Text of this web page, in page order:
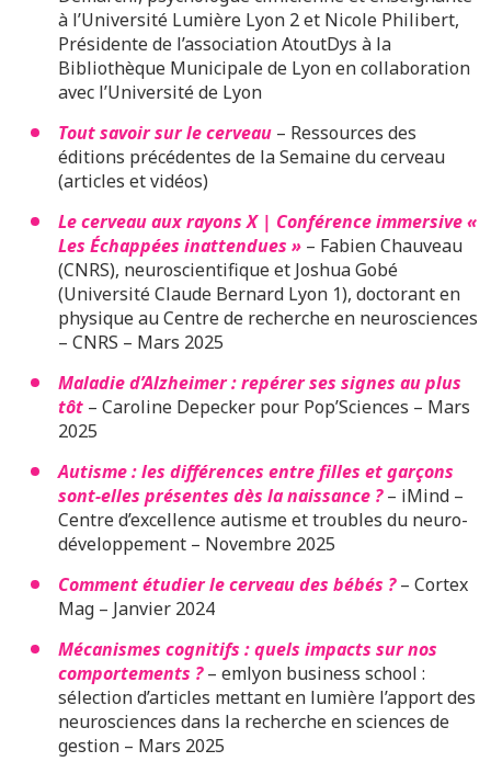
à l’Université Lumière Lyon 2 et Nicole Philibert,
Présidente de l’association AtoutDys à la
Bibliothèque Municipale de Lyon en collaboration
avec l’Université de Lyon
Tout savoir sur le cerveau – Ressources des
éditions précédentes de la Semaine du cerveau
(articles et vidéos)
Le cerveau aux rayons X | Conférence immersive «
Les Échappées inattendues » – Fabien Chauveau
(CNRS), neuroscientifique et Joshua Gobé
(Université Claude Bernard Lyon 1), doctorant en
physique au Centre de recherche en neurosciences
– CNRS – Mars 2025
Maladie d’Alzheimer : repérer ses signes au plus
tôt – Caroline Depecker pour Pop’Sciences – Mars
2025
Autisme : les différences entre filles et garçons
sont-elles présentes dès la naissance ?– iMind –
Centre d’excellence autisme et troubles du neuro-
développement – Novembre 2025
Comment étudier le cerveau des bébés ?– Cortex
Mag – Janvier 2024
Mécanismes cognitifs : quels impacts sur nos
comportements ?– emlyon business school :
sélection d’articles mettant en lumière l’apport des
neurosciences dans la recherche en sciences de
gestion – Mars 2025